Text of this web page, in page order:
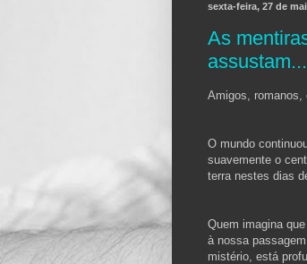
sexta-feira, 27 de
As
assustam...
Amigos, romanos,
O mundo
suavemente o
terra nestes dias
Quem imagina
à nossa
mistério, está